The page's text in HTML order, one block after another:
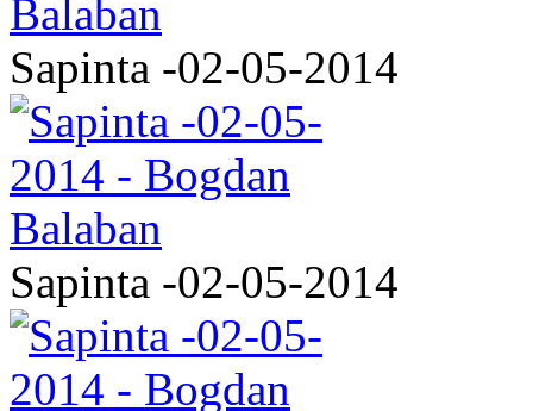
Sapinta -02-05-2014
Sapinta -02-05-2014